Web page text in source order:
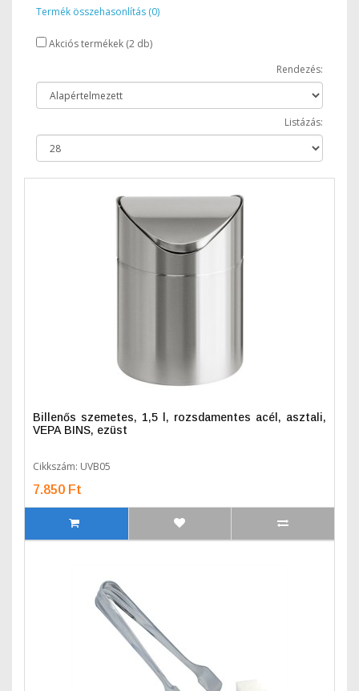
Termék összehasonlítás (0)
Akciós termékek (2 db)
Rendezés:
Listázás:
Billenős szemetes, 1,5 l, rozsdamentes acél, asztali,
VEPA BINS, ezüst
Cikkszám: UVB05
7.850 Ft